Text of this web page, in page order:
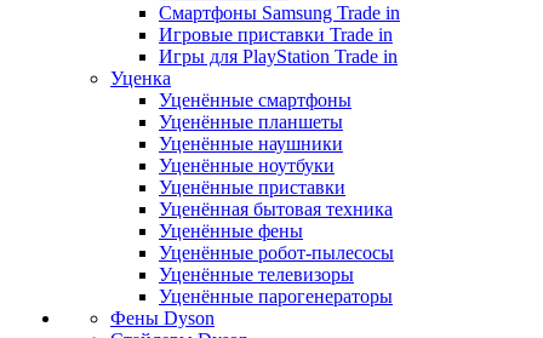
Смартфоны Samsung Trade in
Игровые приставки Trade in
Игры для PlayStation Trade in
Уценка
Уценённые смартфоны
Уценённые планшеты
Уценённые наушники
Уценённые ноутбуки
Уценённые приставки
Уценённая бытовая техника
Уценённые фены
Уценённые робот-пылесосы
Уценённые телевизоры
Уценённые парогенераторы
Фены Dyson